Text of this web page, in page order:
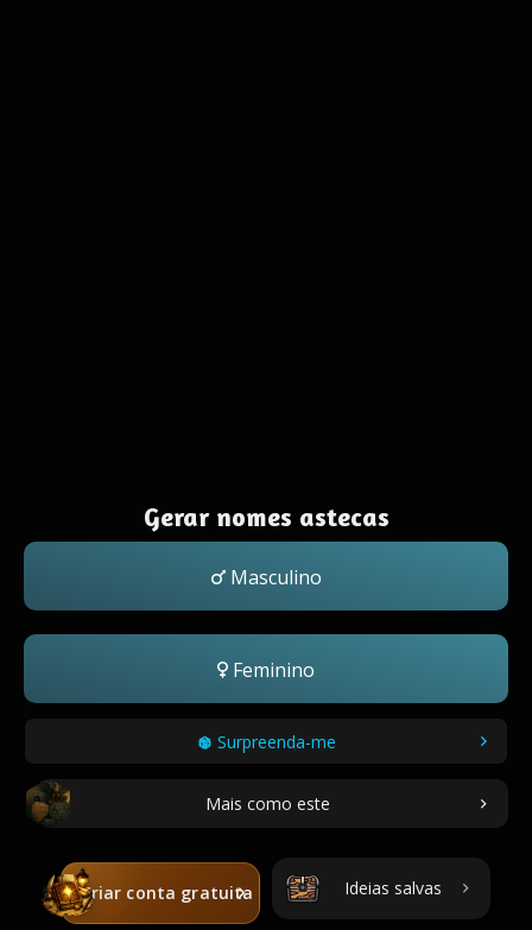
Gerar nomes astecas
Masculino
Feminino
Surpreenda-me
Mais como este
Criar conta gratuita Ideias salvas